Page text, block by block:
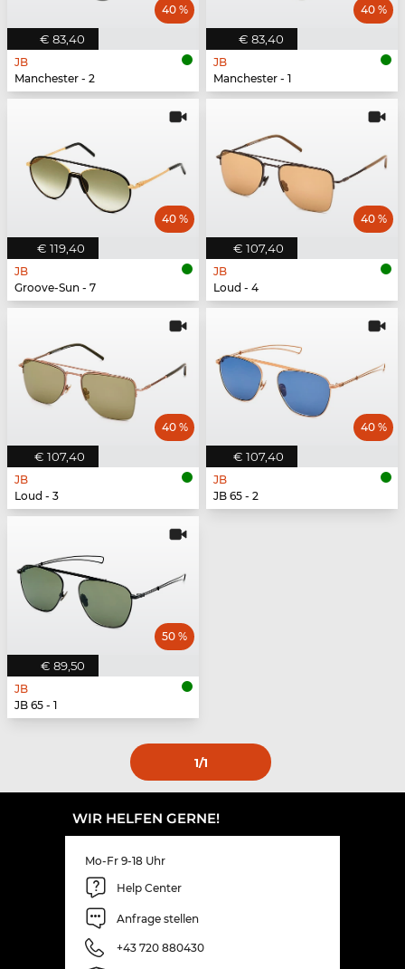
€ 83,40
40 %
JB
Manchester - 2
€ 83,40
40 %
JB
Manchester - 1
€ 119,40
40 %
JB
Groove-Sun - 7
€ 107,40
40 %
JB
Loud - 4
€ 107,40
40 %
JB
Loud - 3
€ 107,40
40 %
JB
JB 65 - 2
€ 89,50
50 %
JB
JB 65 - 1
1/1
WIR HELFEN GERNE!
Mo-Fr 9-18 Uhr
Help Center
Anfrage stellen
+43 720 880430